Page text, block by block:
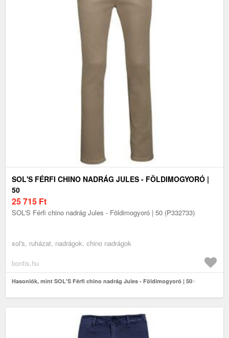
SOL'S FÉRFI CHINO NADRÁG JULES - FÖLDIMOGYORÓ |
50
25 715 Ft
SOL'S Férfi chino nadrág Jules - Földimogyoró | 50 (P332733)
sol's, ruházat, nadrágok, chino nadrágok
bontis.hu
Hasonlók, mint SOL'S Férfi chino nadrág Jules - Földimogyoró | 50